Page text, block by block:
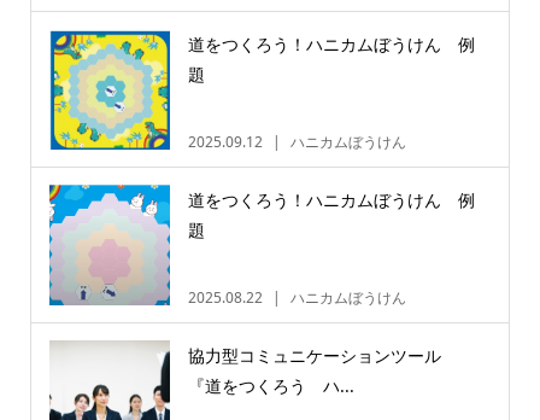
道をつくろう！ハニカムぼうけん 例
題
2025.09.12 ハニカムぼうけん
道をつくろう！ハニカムぼうけん 例
題
2025.08.22 ハニカムぼうけん
協力型コミュニケーションツール
『道をつくろう ハ...